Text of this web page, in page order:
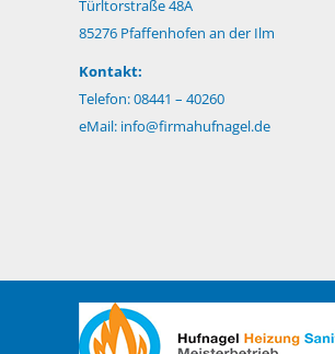
Türltorstraße 48A
85276 Pfaffenhofen an der Ilm
Kontakt:
Telefon: 08441 – 40260
eMail: info@firmahufnagel.de